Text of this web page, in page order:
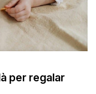
per regalar